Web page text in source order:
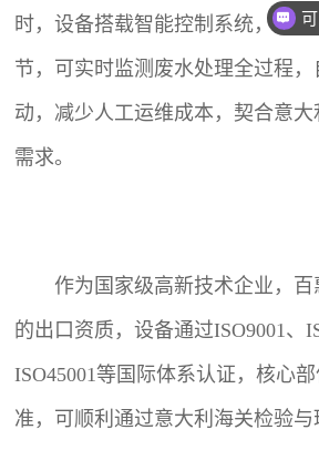
时，设备搭载智能控制系统，支持
节，可实时监测废水处理全过程
动，减少人工运维成本，契合意
需求。
作为国家级高新技术企业，
的出口资质，设备通过ISO9001、
ISO45001等国际体系认证，核心
准，可顺利通过意大利海关检验